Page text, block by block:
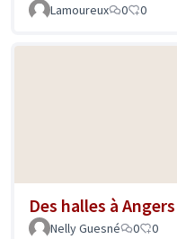
Lamoureux 0 0
Des halles à Angers
Nelly Guesné
0 0